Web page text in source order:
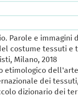
Parole e immagini
costume tessuti e
Milano, 2018
etimologico dell'arte
dei tessuti,
dizionario dei